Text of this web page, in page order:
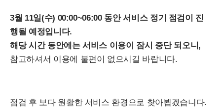
3월 11일(수) 00:00~06:00동안 서비스 정기 점검이 진
행될 예정입니다.
해당 시간 동안에는 서비스 이용이 잠시 중단되오니,
참고하셔서 이용에 불편이 없으시길 바랍니다.
점검 후 보다 원활한 서비스 환경으로 찾아뵙겠습니다.